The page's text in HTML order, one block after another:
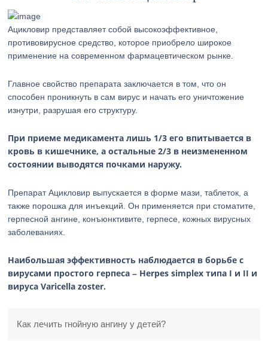
Ацикловир представляет собой высокоэффективное,
противовирусное средство, которое приобрело широкое
применение на современном фармацевтическом рынке.
Главное свойство препарата заключается в том, что он
способен проникнуть в сам вирус и начать его уничтожение
изнутри, разрушая его структуру.
При приеме медикамента лишь 1/3 его впитывается в
кровь в кишечнике, а остальные 2/3 в неизмененном
состоянии выводятся почками наружу.
Препарат Ацикловир выпускается в форме мази, таблеток, а
также порошка для инъекций. Он применяется при стоматите,
герпесной ангине, конъюнктивите, герпесе, кожных вирусных
заболеваниях.
Наибольшая эффективность наблюдается в борьбе с
вирусами простого герпеса – Herpes simplex типа I и II и
вируса Varicella zoster.
Как лечить гнойную ангину у детей?